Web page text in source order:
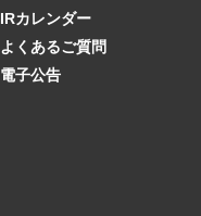
IRカレンダー
よくあるご質問
電子公告